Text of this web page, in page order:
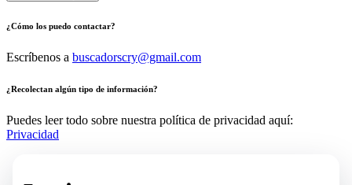
¿Cómo los puedo contactar?
Escríbenos a buscadorscry@gmail.com
¿Recolectan algún tipo de información?
Puedes leer todo sobre nuestra política de privacidad aquí:
Privacidad